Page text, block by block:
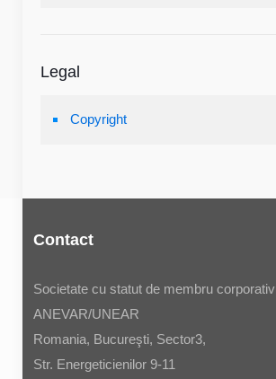
Legal
Copyright
Contact
Societate cu statut de membru corporativ
ANEVAR/UNEAR
Romania, Bucureşti, Sector3,
Str. Energeticienilor 9-11